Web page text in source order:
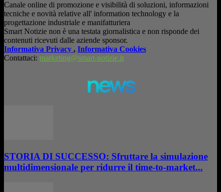
Canale online di promozione e visibilità di soluzioni, informazioni
tecniche e novità relative all' information technology e la
progettazione industriale e manifatturiera
Smart Notizie non è una testata giornalistica e non risponde dei
contenuti ricevuti dalle aziende sponsor.
Informativa Privacy , Informativa Cookies
Contattaci: marketing@smart-notizie.it
news
STORIA DI SUCCESSO: Sfruttare la simulazione
multidimensionale per ridurre il time-to-market...